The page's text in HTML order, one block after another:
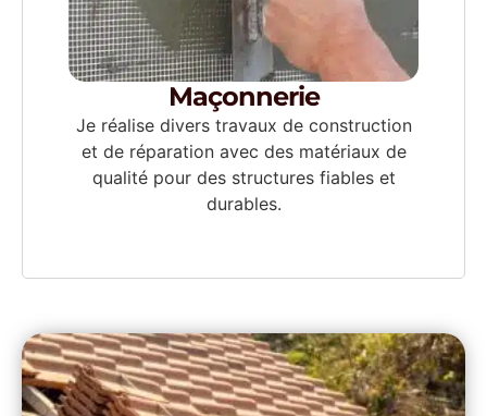
Maçonnerie
Je réalise divers travaux de construction
et de réparation avec des matériaux de
qualité pour des structures fiables et
durables.